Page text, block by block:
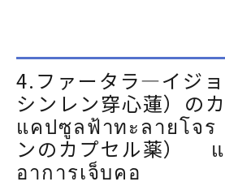
4.ファータラ―イジ
シンレン穿心蓮）の
แคปซูลฟ้าทะลายโจร
ンのカプセル薬）
อาการเจ็บคอ